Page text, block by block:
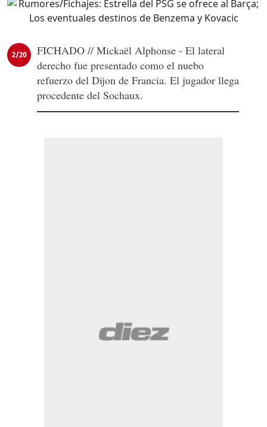
2/20
FICHADO // Mickaël Alphonse - El lateral
derecho fue presentado como el nuebo
refuerzo del Dijon de Francia. El jugador llega
procedente del Sochaux.